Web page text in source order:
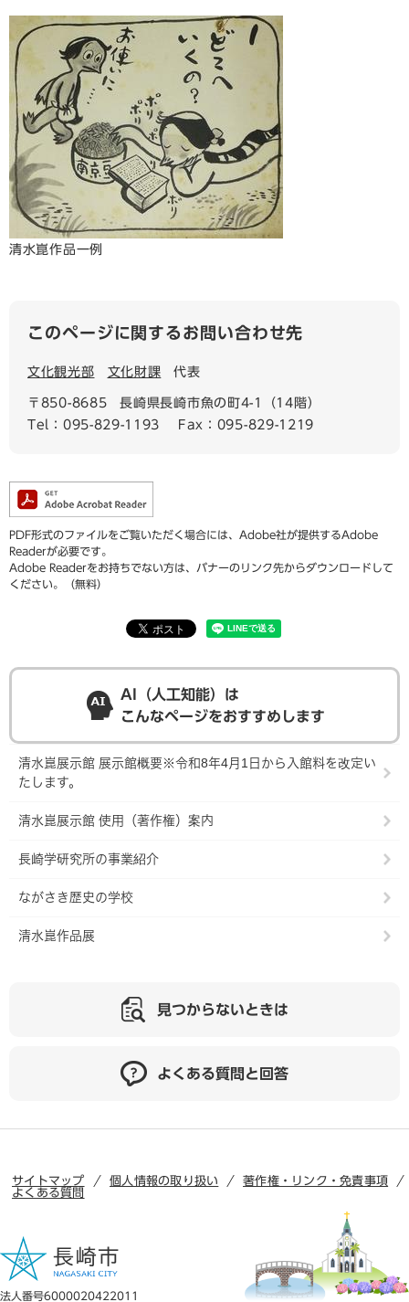
清水崑作品一例​
このページに関するお問い合わせ先
文化観光部 文化財課 代表
〒850-8685
長崎県長崎市魚の町4-1（14階）
Tel：095-829-1193
Fax：095-829-1219
PDF形式のファイルをご覧いただく場合には、Adobe社が提供するAdobe
Readerが必要です。
Adobe Readerをお持ちでない方は、バナーのリンク先からダウンロードして
ください。（無料）
AI（人工知能）は
こんなページをおすすめします
清水崑展示館 展示館概要※令和8年4月1日から入館料を改定い
たします。
清水崑展示館 使用（著作権）案内
長崎学研究所の事業紹介
ながさき歴史の学校
清水崑作品展
見つからないときは
よくある質問と回答
サイトマップ 個人情報の取り扱い
著作権・リンク・免責事項
よくある質問
法人番号6000020422011